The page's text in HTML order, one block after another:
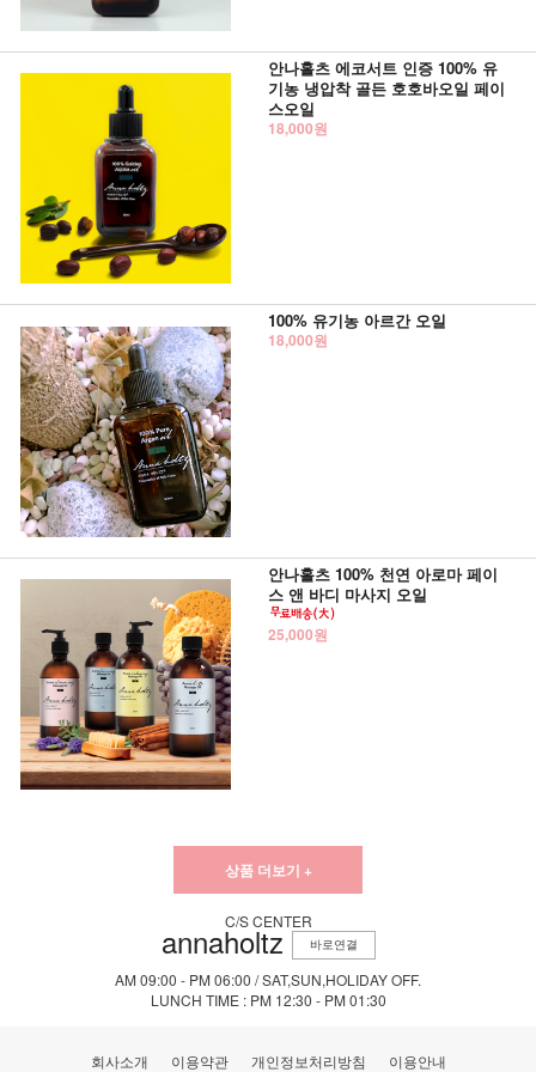
안나홀츠 에코서트 인증 100% 유
기농 냉압착 골든 호호바오일 페이
스오일
18,000원
100% 유기농 아르간 오일
18,000원
안나홀츠 100% 천연 아로마 페이
스 앤 바디 마사지 오일
25,000원
상품 더보기 +
C/S CENTER
annaholtz 바로연결
AM 09:00 - PM 06:00 / SAT,SUN,HOLIDAY OFF.
LUNCH TIME : PM 12:30 - PM 01:30
회사소개 이용약관 개인정보처리방침 이용안내